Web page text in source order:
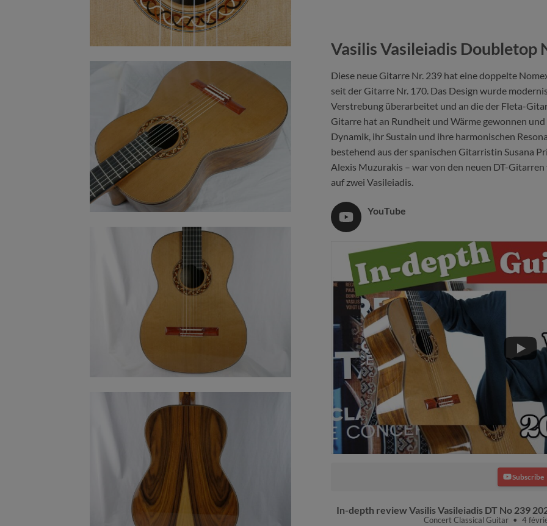
Vasilis Vasileiadis Doubletop
Diese neue Gitarre Nr. 239 hat eine doppelte
seit der Gitarre Nr. 170. Das Design wurde
Verstrebung überarbeitet und an die der Fleta-
Gitarre hat an Rundheit und Wärme gewonnen
Dynamik, ihr Sustain und ihre harmonischen
bestehend aus der spanischen Gitarristin Susana
Alexis Muzurakis – war von den neuen DT-
auf zwei Vasileiadis.
YouTube
Subscribe
In-depth review Vasilis Vasileiadis DT No 239
Concert Classical Guitar 4